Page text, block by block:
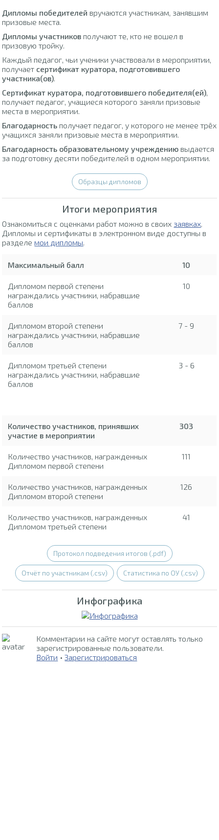
Дипломы победителей вручаются участникам, занявшим
призовые места.
Дипломы участников получают те, кто не вошел в
призовую тройку.
Каждый педагог, чьи ученики участвовали в мероприятии,
получает сертификат куратора, подготовившего
участника(ов).
Сертификат куратора, подготовившего победителя(ей),
получает педагог, учащиеся которого заняли призовые
места в мероприятии.
Благодарность получает педагог, у которого не менее трёх
учащихся заняли призовые места в мероприятии.
Благодарность образовательному учреждению выдается
за подготовку десяти победителей в одном мероприятии.
Образцы дипломов
Итоги мероприятия
Ознакомиться с оценками работ можно в своих заявках.
Дипломы и сертификаты в электронном виде доступны в
разделемои дипломы.
Максимальный балл 10
Дипломом первой степени
награждались участники, набравшие
баллов
10
Дипломом второй степени
награждались участники, набравшие
баллов
7 - 9
Дипломом третьей степени
награждались участники, набравшие
баллов
3 - 6
Количество участников, принявших
участие в мероприятии
303
Количество участников, награжденных
Дипломом первой степени
111
Количество участников, награжденных
Дипломом второй степени
126
Количество участников, награжденных
Дипломом третьей степени
41
Протокол подведения итогов (.pdf)
Отчёт по участникам (.csv) Статистика по ОУ (.csv)
Инфографика
Комментарии на сайте могут оставлять только
зарегистрированные пользователи.
Войти •Зарегистрироваться